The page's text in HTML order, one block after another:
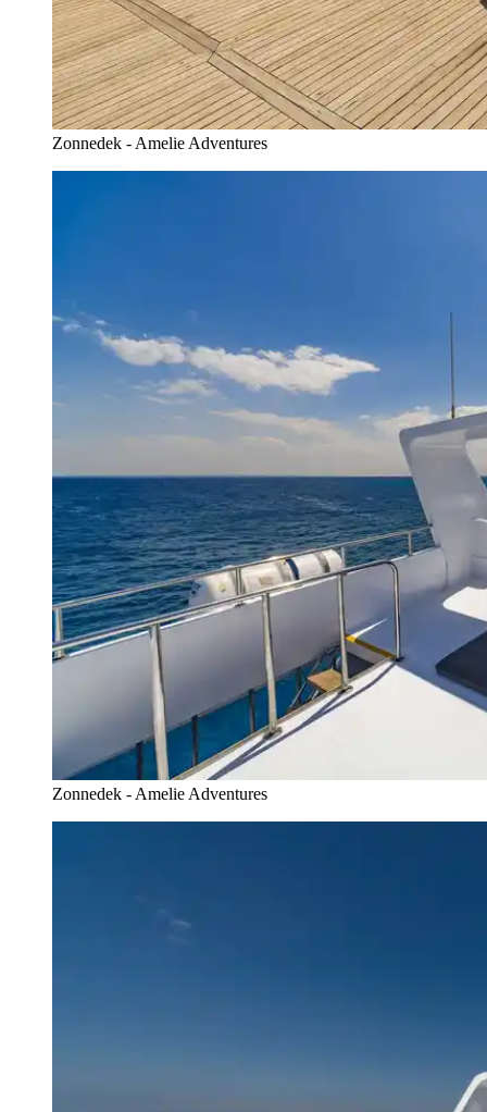
Zonnedek - Amelie Adventures
Zonnedek - Amelie Adventures